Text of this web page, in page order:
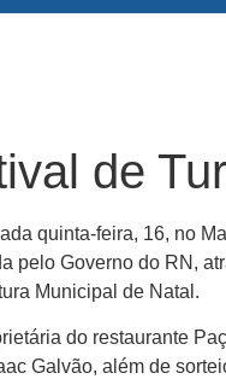
de
quinta-feira, 16, no
pelo Governo do RN,
Municipal de Natal.
do restaurante
Galvão, além de